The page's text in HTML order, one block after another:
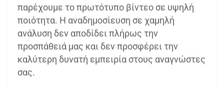
παρέχουμε το πρωτότυπο βίντεο σε υψηλή
ποιότητα. Η αναδημοσίευση σε χαμηλή
ανάλυση δεν αποδίδει πλήρως την
προσπάθειά μας και δεν προσφέρει την
καλύτερη δυνατή εμπειρία στους αναγνώστες
σας.